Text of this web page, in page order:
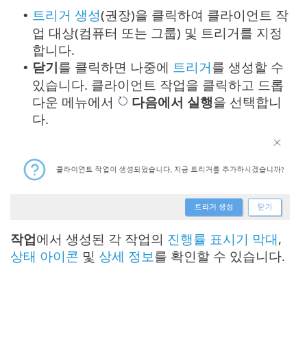
• 트리거 생성(권장)을 클릭하여 클라이언트 작
업 대상(컴퓨터 또는 그룹) 및 트리거를 지정
합니다.
• 닫기를 클릭하면 나중에 트리거를 생성할 수
있습니다. 클라이언트 작업을 클릭하고 드롭
다운 메뉴에서
다음에서 실행을 선택합니
다.
작업에서 생성된 각 작업의 진행률 표시기 막대,
상태 아이콘 및 상세 정보를 확인할 수 있습니다.